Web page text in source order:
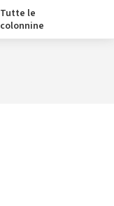
Tutte le
colonnine